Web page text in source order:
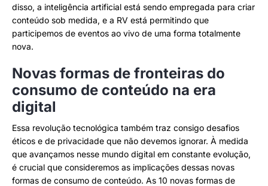
disso, a inteligência artificial está sendo empregada para criar
conteúdo sob medida, e a RV está permitindo que
participemos de eventos ao vivo de uma forma totalmente
nova.
Novas formas de fronteiras do
consumo de conteúdo na era
digital
Essa revolução tecnológica também traz consigo desafios
éticos e de privacidade que não devemos ignorar. À medida
que avançamos nesse mundo digital em constante evolução,
é crucial que consideremos as implicações dessas novas
formas de consumo de conteúdo. As 10 novas formas de